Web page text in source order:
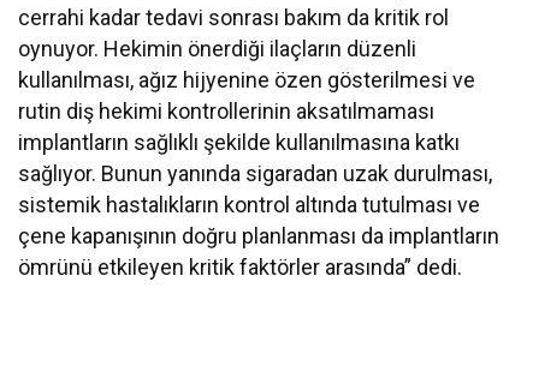
cerrahi kadar tedavi sonrası bakım da kritik rol
oynuyor. Hekimin önerdiği ilaçların düzenli
kullanılması, ağız hijyenine özen gösterilmesi ve
rutin diş hekimi kontrollerinin aksatılmaması
implantların sağlıklı şekilde kullanılmasına katkı
sağlıyor. Bunun yanında sigaradan uzak durulması,
sistemik hastalıkların kontrol altında tutulması ve
çene kapanışının doğru planlanması da implantların
ömrünü etkileyen kritik faktörler arasında” dedi.